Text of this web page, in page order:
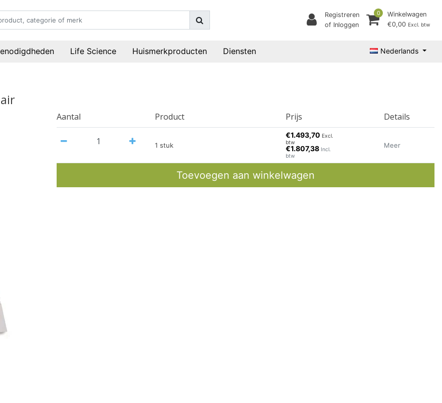
Registreren
of Inloggen
0
Winkelwagen
€0,00 Excl. btw
Life Science Huismerkproducten Diensten Nederlands
Aantal Product Prijs Details
1 stuk
€1.493,70 Excl.
btw
€1.807,38 Incl.
btw
Meer
Toevoegen aan winkelwagen